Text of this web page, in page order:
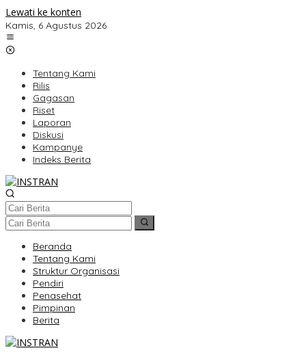
Lewati ke konten
Kamis, 6 Agustus 2026
Tentang Kami
Rilis
Gagasan
Riset
Laporan
Diskusi
Kampanye
Indeks Berita
Beranda
Tentang Kami
Struktur Organisasi
Pendiri
Penasehat
Pimpinan
Berita